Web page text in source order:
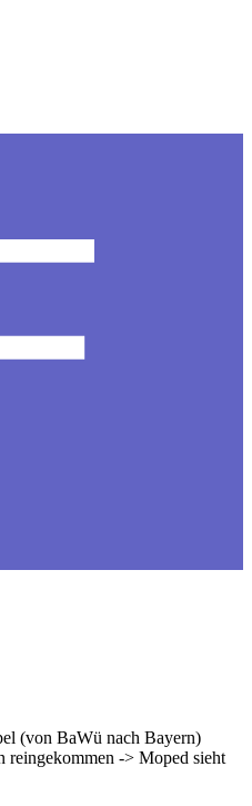
(von BaWü nach Bayern)
reingekommen -> Moped sieht